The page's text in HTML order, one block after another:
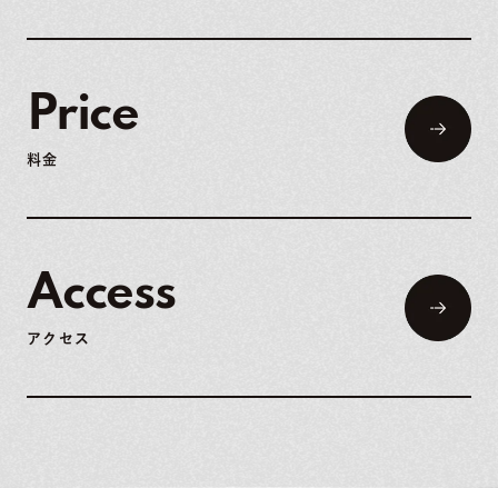
Price
料金
Access
アクセス